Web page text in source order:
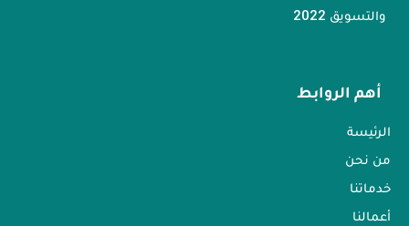
والتسويق 2022
أهم الروابط
الرئيسة
من نحن
خدماتنا
أعمالنا